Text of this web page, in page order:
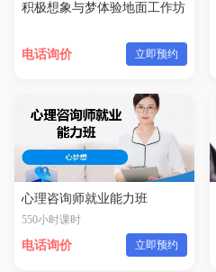
积极想象与梦体验地面工作坊
电话询价 立即预约
心理咨询师就业能力班
550小时课时
电话询价 立即预约